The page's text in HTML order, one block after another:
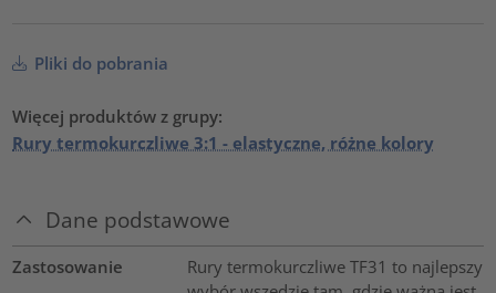
Pliki do pobrania
Więcej produktów z grupy:
Rury termokurczliwe 3:1 - elastyczne, różne kolory
Dane podstawowe
Zastosowanie
Rury termokurczliwe TF31 to najlepszy